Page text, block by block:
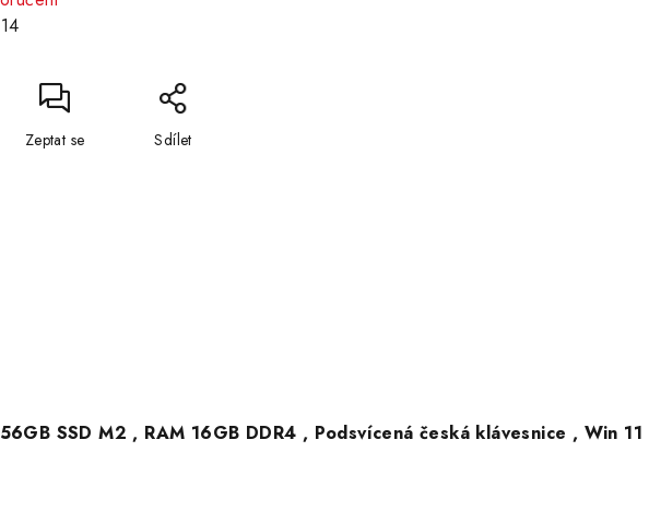
Zeptat se Sdílet
SSD M2 , RAM 16GB DDR4 , Podsvícená česká klávesnice , Win 11